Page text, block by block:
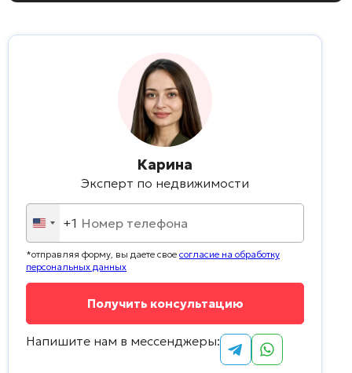
Карина
Эксперт по недвижимости
United
States
+1
+1
*отправляя форму, вы даете свое согласие на обработку
персональных данных
Alternative:
Напишите нам в мессенджеры: